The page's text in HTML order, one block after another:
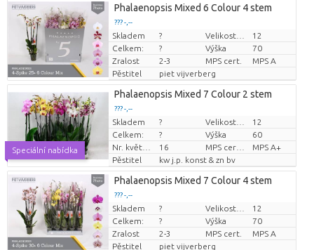
Phalaenopsis Mixed 6 Colour 4 stem
??? -,--
Cena za kus
Skladem ?
12
Celkem:
? Výška
70
Zralost
2-3 MPS cert.
MPS A
Pěstitel
piet vijverberg
Speciální nabídka
Phalaenopsis Mixed 7 Colour 2 stem
??? -,--
Cena za kus
Skladem ?
12
Celkem:
? Výška
60
Nr. květináč
16
MPS A+
Pěstitel
kw j.p. konst & zn bv
Phalaenopsis Mixed 7 Colour 4 stem
??? -,--
Cena za kus
Skladem ?
12
Celkem:
? Výška
70
Zralost
2-3 MPS cert.
MPS A
Pěstitel
piet vijverberg